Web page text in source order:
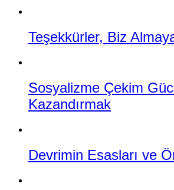
Teşekkürler, Biz
Sosyalizme Çekim
Kazandırmak
Devrimin Esasları ve